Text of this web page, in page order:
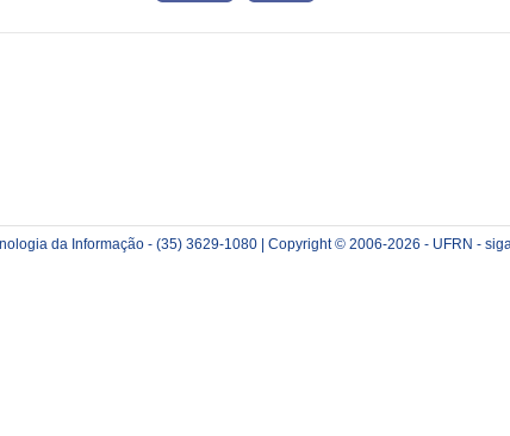
da Informação - (35) 3629-1080 | Copyright © 2006-2026 - UFRN -